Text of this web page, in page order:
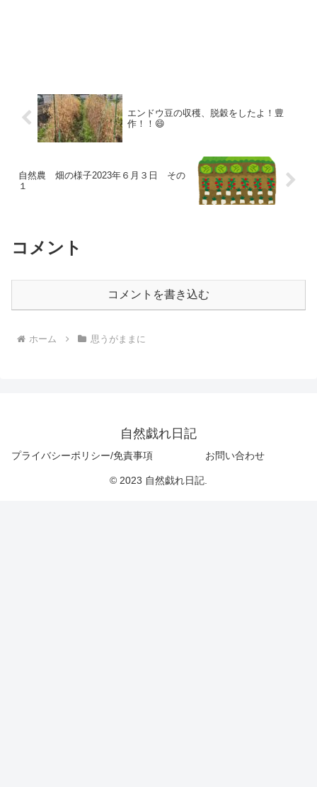
エンドウ豆の収穫、脱穀をしたよ！豊
作！！😄
自然農 畑の様子2023年６月３日 その
１
コメント
コメントを書き込む
ホーム 思うがままに
自然戯れ日記
プライバシーポリシー/免責事項 お問い合わせ
© 2023 自然戯れ日記.